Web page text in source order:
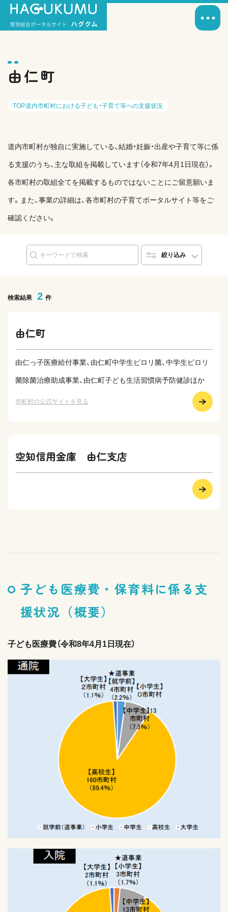
由仁町
TOP道内市町村における子ども・子育て等への支援状況
道内市町村が独自に実施している、結婚・妊娠・出産や子育て等に係
る支援のうち、主な取組を掲載しています（令和7年4月1日現在）。
各市町村の取組全てを掲載するものではないことにご留意願いま
す。また、事業の詳細は、各市町村の子育てポータルサイト等をご
確認ください。
絞り込み
検索結果 2 件
由仁町
由仁っ子医療給付事業、由仁町中学生ピロリ菌、中学生ピロリ
菌除菌治療助成事業、由仁町子ども生活習慣病予防健診ほか
市町村の公式サイトを見る
空知信用金庫 由仁支店
子ども医療費・保育料に係る支
援状況（概要）
子ども医療費（令和8年4月1日現在）